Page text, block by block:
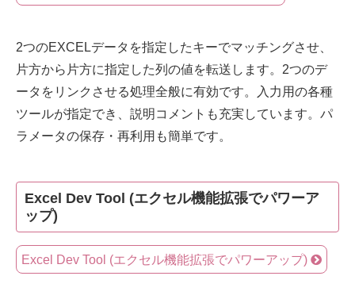
2つのEXCELデータを指定したキーでマッチングさせ、
片方から片方に指定した列の値を転送します。2つのデ
ータをリンクさせる処理全般に有効です。入力用の各種
ツールが指定でき、説明コメントも充実しています。パ
ラメータの保存・再利用も簡単です。
Excel Dev Tool (エクセル機能拡張でパワーア
ップ)
Excel Dev Tool (エクセル機能拡張でパワーアップ)